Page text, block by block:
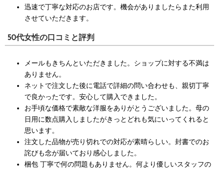
迅速で丁寧な対応のお店です。機会がありましたらまた利用
させていただきます。
50代女性の口コミと評判
メールもきちんといただきました。ショップに対する不満は
ありません。
ネットで注文した後に電話で詳細の問い合わせも、親切丁寧
で良かったです。安心して購入できました。
お手頃な価格で素敵な洋服をありがとうございました。母の
日用に数点購入しましたがきっとどれも気にいってくれると
思います。
注文した品物が売り切れでの対応が素晴らしい。封書でのお
詫びも念が届いており感心しました。
梱包 丁寧で何の問題もありません。何より優しいスタッフの